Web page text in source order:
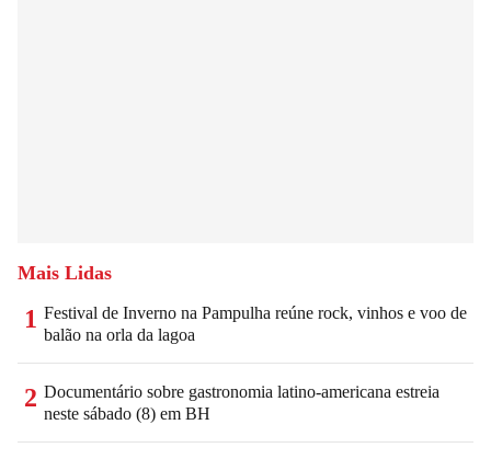
Mais Lidas
1 Festival de Inverno na Pampulha reúne rock, vinhos e voo de
balão na orla da lagoa
2 Documentário sobre gastronomia latino-americana estreia
neste sábado (8) em BH